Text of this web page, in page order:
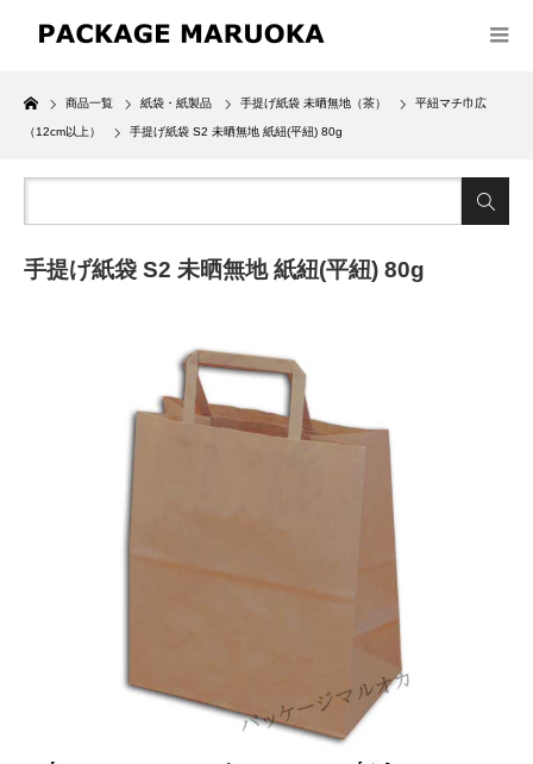
Home
商品一覧 紙袋・紙製品 手提げ紙袋 未晒無地（茶） 平紐マチ巾広
（12cm以上） 手提げ紙袋 S2 未晒無地 紙紐(平紐) 80g
手提げ紙袋 S2 未晒無地 紙紐(平紐) 80g